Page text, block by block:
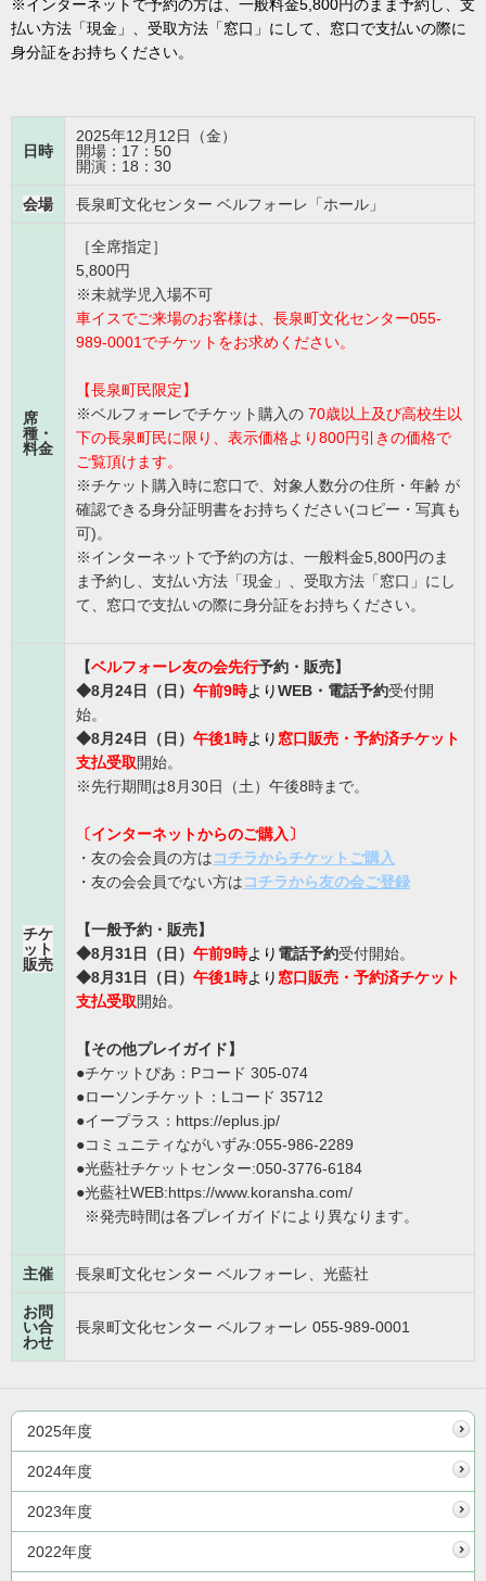
※インターネットで予約の方は、一般料金5,800円のまま予約し、支
払い方法「現金」、受取方法「窓口」にして、窓口で支払いの際に
身分証をお持ちください。
日時
2025年12月12日（金）
開場：17：50
開演：18：30
会場 長泉町文化センター ベルフォーレ「ホール」
席
種・
料金
［全席指定］
5,800円
※未就学児入場不可
車イスでご来場のお客様は、長泉町文化センター055-
989-0001でチケットをお求めください。
【長泉町民限定】
※ベルフォーレでチケット購入の 70歳以上及び高校生以
下の長泉町民に限り、表示価格より800円引きの価格で
ご覧頂けます。
※チケット購入時に窓口で、対象人数分の住所・年齢 が
確認できる身分証明書をお持ちください(コピー・写真も
可)。
※インターネットで予約の方は、一般料金5,800円のま
ま予約し、支払い方法「現金」、受取方法「窓口」にし
て、窓口で支払いの際に身分証をお持ちください。
チケ
ット
販売
【ベルフォーレ友の会先行予約・販売】
◆8月24日（日） 午前9時よりWEB・電話予約受付開
始。
◆8月24日（日） 午後1時より 窓口販売・ 予約済チケット
支払受取開始。
※先行期間は8月30日（土）午後8時まで。
〔インターネットからのご購入〕
・友の会会員の方はコチラからチケットご購入
・友の会会員でない方はコチラから友の会ご登録
【一般予約・販売】
◆8月31日（日） 午前9時より 電話予約受付開始。
◆8月31日（日） 午後1時より 窓口販売・予約済チケット
支払受取開始。
【その他プレイガイド】
●チケットぴあ：Pコード 305-074
●ローソンチケット：Lコード 35712
●イープラス：https://eplus.jp/
●コミュニティながいずみ:055-986-2289
●光藍社チケットセンター:050-3776-6184
●光藍社WEB:https://www.koransha.com/
※発売時間は各プレイガイドにより異なります。
主催 長泉町文化センター ベルフォーレ、光藍社
お問
い合
わせ
長泉町文化センター ベルフォーレ 055-989-0001
2025年度
2024年度
2023年度
2022年度